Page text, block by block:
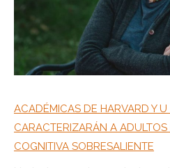
ACADÉMICAS DE HARVARD Y U
CARACTERIZARÁN A
COGNITIVA SOBRESALIENTE